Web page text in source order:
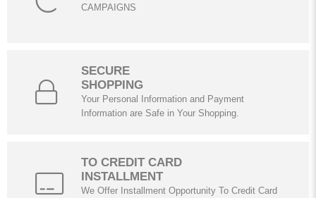
CAMPAIGNS
SECURE
SHOPPING
Your Personal Information and Payment
Information are Safe in Your Shopping.
TO CREDIT CARD
INSTALLMENT
We Offer Installment Opportunity To Credit Card